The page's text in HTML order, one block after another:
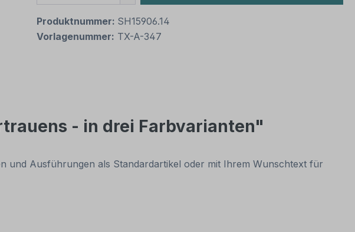
Produktnummer: SH15906.14
Vorlagenummer: TX-A-347
- in drei Farbvarianten"
und Ausführungen als Standardartikel oder mit Ihrem Wunschtext für